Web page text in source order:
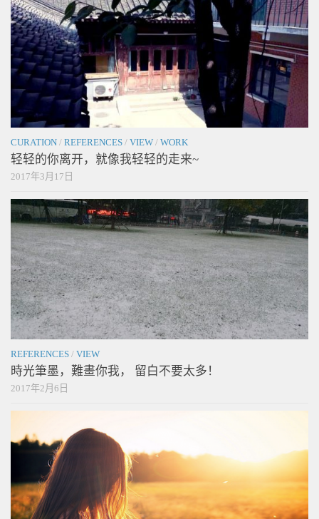
CURATION / REFERENCES / VIEW / WORK
轻轻的你离开，就像我轻轻的走来~
2017年3月17日
REFERENCES / VIEW
時光筆墨，難畫你我， 留白不要太多！
2017年2月6日